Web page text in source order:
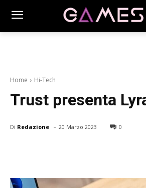
Home Hi-Tech
Trust presenta
Di Redazione - 20 Marzo 2023 0